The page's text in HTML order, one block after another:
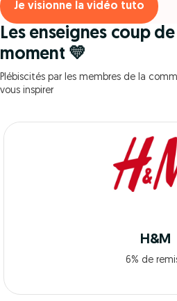
Je visionne la vidéo tuto
Les enseignes coup
moment 💛
Plébiscités par les membres de la
vous inspirer
H&M
6% de